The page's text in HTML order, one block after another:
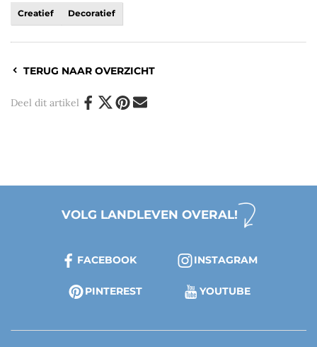
Creatief Decoratief
TERUG NAAR OVERZICHT
Deel dit artikel
VOLG LANDLEVEN OVERAL!
FACEBOOK INSTAGRAM
PINTEREST YOUTUBE